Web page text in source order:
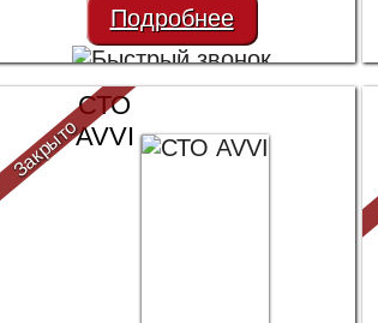
Подробнее
СТО
AVVI
Закрыто